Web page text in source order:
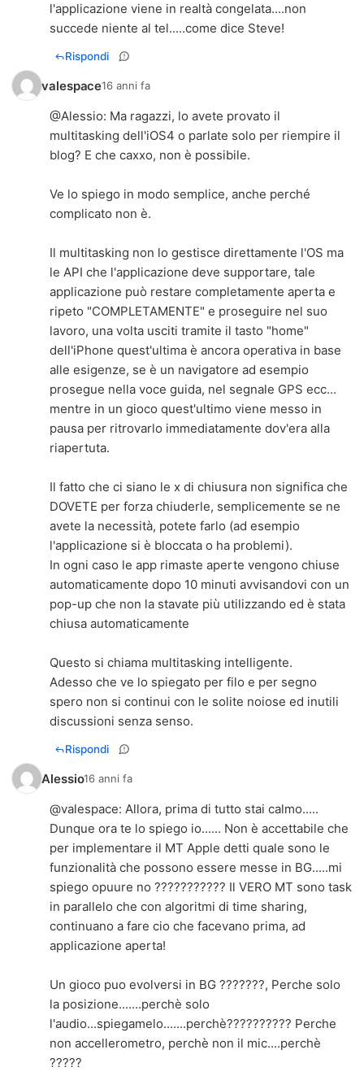
l'applicazione viene in realtà congelata....non
succede niente al tel.....come dice Steve!
Rispondi
valespace16 anni fa
@Alessio: Ma ragazzi, lo avete provato il
multitasking dell'iOS4 o parlate solo per riempire il
blog? E che caxxo, non è possibile.
Ve lo spiego in modo semplice, anche perché
complicato non è.
Il multitasking non lo gestisce direttamente l'OS ma
le API che l'applicazione deve supportare, tale
applicazione può restare completamente aperta e
ripeto "COMPLETAMENTE" e proseguire nel suo
lavoro, una volta usciti tramite il tasto "home"
dell'iPhone quest'ultima è ancora operativa in base
alle esigenze, se è un navigatore ad esempio
prosegue nella voce guida, nel segnale GPS ecc...
mentre in un gioco quest'ultimo viene messo in
pausa per ritrovarlo immediatamente dov'era alla
riapertuta.
Il fatto che ci siano le x di chiusura non significa che
DOVETE per forza chiuderle, semplicemente se ne
avete la necessità, potete farlo (ad esempio
l'applicazione si è bloccata o ha problemi).
In ogni caso le app rimaste aperte vengono chiuse
automaticamente dopo 10 minuti avvisandovi con un
pop-up che non la stavate più utilizzando ed è stata
chiusa automaticamente
Questo si chiama multitasking intelligente.
Adesso che ve lo spiegato per filo e per segno
spero non si continui con le solite noiose ed inutili
discussioni senza senso.
Rispondi
Alessio16 anni fa
@valespace: Allora, prima di tutto stai calmo.....
Dunque ora te lo spiego io...... Non è accettabile che
per implementare il MT Apple detti quale sono le
funzionalità che possono essere messe in BG.....mi
spiego opuure no ??????????? Il VERO MT sono task
in parallelo che con algoritmi di time sharing,
continuano a fare cio che facevano prima, ad
applicazione aperta!
Un gioco puo evolversi in BG ???????, Perche solo
la posizione.......perchè solo
l'audio...spiegamelo.......perchè?????????? Perche
non accellerometro, perchè non il mic....perchè
?????